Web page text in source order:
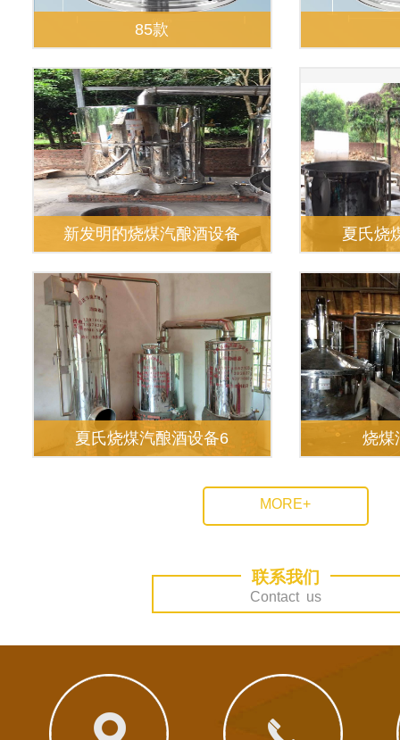
85款
新发明的烧煤汽酿酒设备 夏氏烧
夏氏烧煤汽酿酒设备6 烧煤
MORE+
联系我们
Contact us